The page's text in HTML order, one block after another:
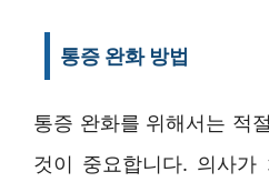
통증 완화 방법
통증 완화를 위해서는 적
것이 중요합니다. 의사가